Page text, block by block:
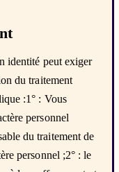
identité peut exiger
du traitement
:1° : Vous
personnel
du traitement de
personnel ;2° : le